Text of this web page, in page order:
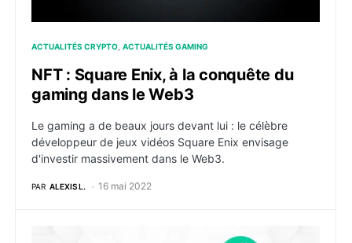
ACTUALITÉS CRYPTO ACTUALITÉS GAMING
NFT : Square Enix, à la conquête du
gaming dans le Web3
Le gaming a de beaux jours devant lui : le célèbre
développeur de jeux vidéos Square Enix envisage
d'investir massivement dans le Web3.
PAR ALEXIS L. 16 mai 2022
DeFI : L’USDX, le stablecoin de Kava Network chute